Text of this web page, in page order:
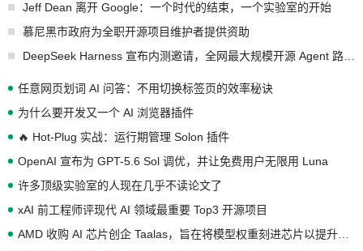
Jeff Dean 离开 Google：一个时代的结束，一个实验室的开始
慕尼黑市政府为全职开源项目维护者提供资助
任意网页划词 AI 问答：不用切换标签页的效率秘诀
为什么要开发又一个 AI 浏览器插件
🔥 Hot-Plug 实战：运行期管理 Solon 插件
OpenAI 宣布为 GPT-5.6 Sol 调优，并让免费用户无限用 Luna
许多顶级实验室的人现在几乎不读论文了
xAI 前工程师评现代 AI 领域最重要 Top3 开源项目